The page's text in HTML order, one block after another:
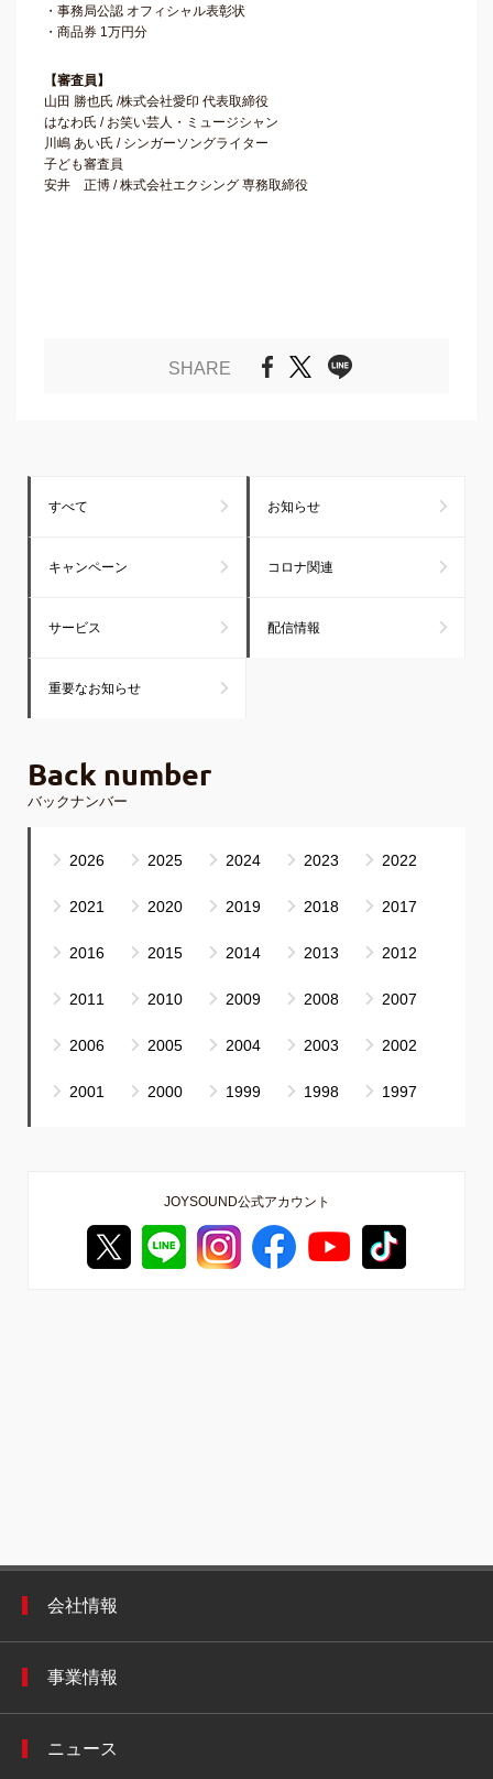
・事務局公認 オフィシャル表彰状
・商品券 1万円分
【審査員】
山田 勝也氏 /株式会社愛印 代表取締役
はなわ氏 / お笑い芸人・ミュージシャン
川嶋 あい氏 / シンガーソングライター
子ども審査員
安井 正博 / 株式会社エクシング 専務取締役
SHARE
すべて お知らせ
キャンペーン コロナ関連
サービス 配信情報
重要なお知らせ
Back number
バックナンバー
2026 2025 2024 2023 2022
2021 2020 2019 2018 2017
2016 2015 2014 2013 2012
2011 2010 2009 2008 2007
2006 2005 2004 2003 2002
2001 2000 1999 1998 1997
JOYSOUND公式アカウント
会社情報
事業情報
ニュース